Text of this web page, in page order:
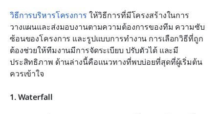
วิธีการบริหารโครงการ ให้วิธีการที่มีโครงสร้างในการ
วางแผนและส่งมอบงานตามความต้องการของทีม ความซับ
ซ้อนของโครงการ และรูปแบบการทำงาน การเลือกวิธีที่ถูก
ต้องช่วยให้ทีมงานมีการจัดระเบียบ ปรับตัวได้ และมี
ประสิทธิภาพ ด้านล่างนี้คือแนวทางที่พบบ่อยที่สุดที่ผู้เริ่มต้น
ควรเข้าใจ
1. Waterfall